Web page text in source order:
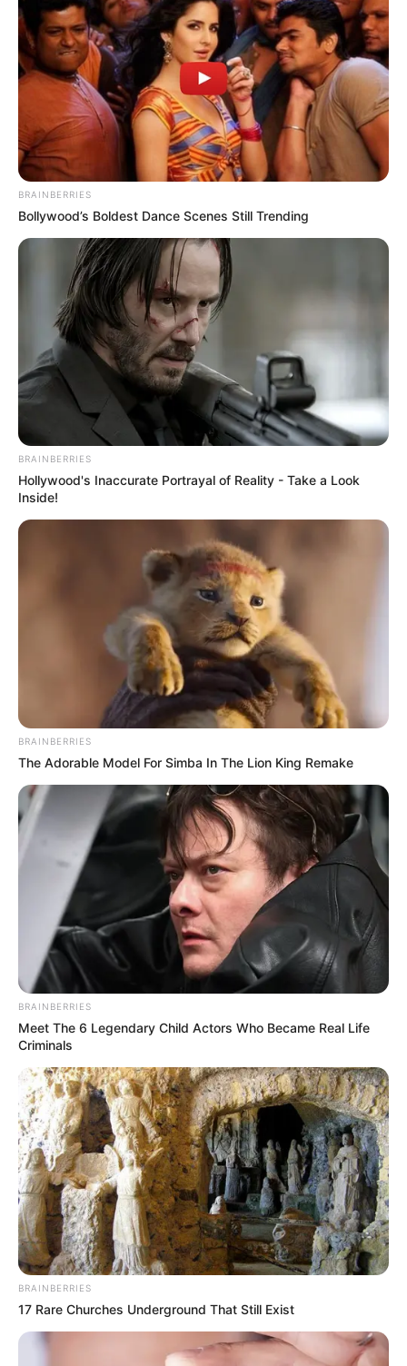
BRAINBERRIES
Bollywood’s Boldest Dance Scenes Still Trending
BRAINBERRIES
Hollywood's Inaccurate Portrayal of Reality - Take a Look
Inside!
BRAINBERRIES
The Adorable Model For Simba In The Lion King Remake
BRAINBERRIES
Meet The 6 Legendary Child Actors Who Became Real Life
Criminals
BRAINBERRIES
17 Rare Churches Underground That Still Exist